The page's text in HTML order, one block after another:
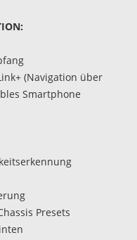
(Navigation über
Smartphone
Presets